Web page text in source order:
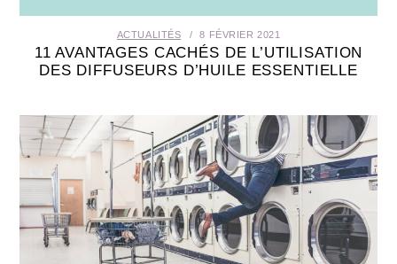
ACTUALITÉS 8 FÉVRIER 2021
11 AVANTAGES CACHÉS DE L’UTILISATION
DES DIFFUSEURS D’HUILE ESSENTIELLE